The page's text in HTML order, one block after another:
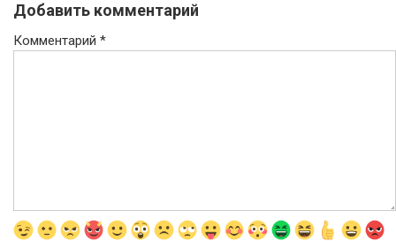
Добавить комментарий
Комментарий *